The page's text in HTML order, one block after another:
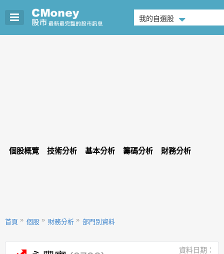
我的自選股
個股概覽 技術分析 基本分析 籌碼分析 財務分析
首頁 個股 財務分析 部門別資料
資料日期：